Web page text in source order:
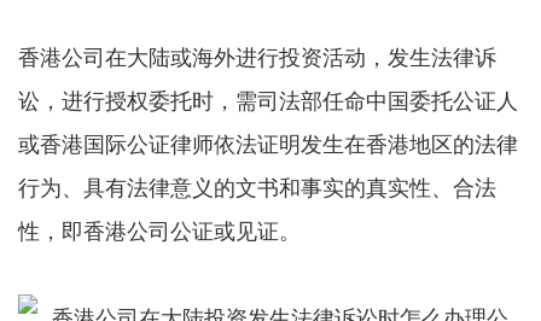
香港公司在大陆或海外进行投资活动，发生法律诉
讼，进行授权委托时，需司法部任命中国委托公证人
或香港国际公证律师依法证明发生在香港地区的法律
行为、具有法律意义的文书和事实的真实性、合法
性，即香港公司公证或见证。